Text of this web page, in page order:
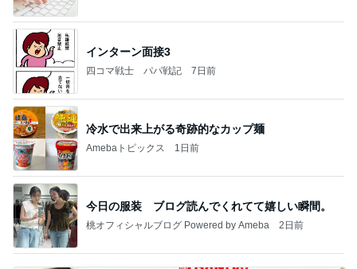
インターン面接3
四コマ戦士 パパ戦記 7日前
冷水で出来上がる奇跡的なカップ麺
Amebaトピックス 1日前
今日の服装 ブログ読んでくれてて嬉しい瞬間。
桃オフィシャルブログ Powered by Ameba 2日前